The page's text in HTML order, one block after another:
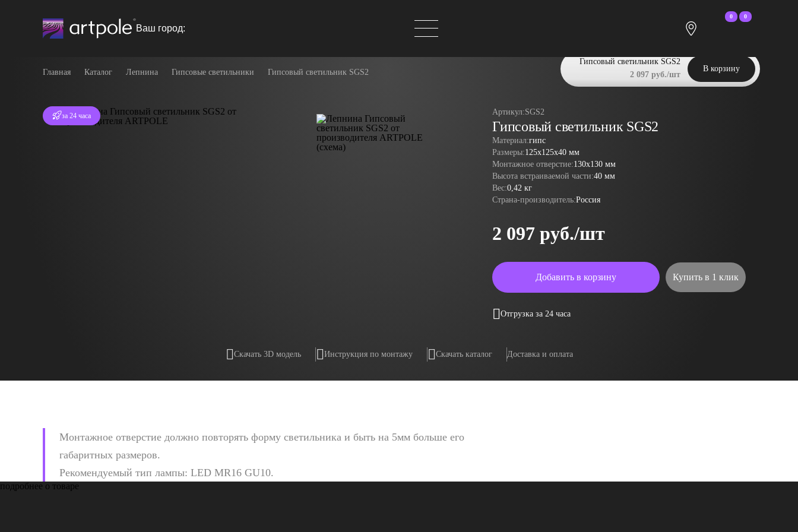
Ваш город:
0 0
Главная Каталог Лепнина Гипсовые светильники Гипсовый светильник SGS2
за 24 часа Артикул:SGS2
Гипсовый светильник SGS2
Материал:гипс
Размеры:125x125x40 мм
Монтажное отверстие:130x130 мм
Высота встраиваемой части:40 мм
Вес:0,42 кг
Страна-производитель:Россия
2 097 руб./шт
Добавить в корзину Купить в 1 клик
Отгрузка за 24 часа
Гипсовый светильник SGS2
2 097 руб./шт
В корзину
Скачать 3D модель Инструкция по монтажу Скачать каталог Доставка и оплата
Монтажное отверстие должно повторять форму светильника и быть на 5мм больше его
габаритных размеров.
Рекомендуемый тип лампы: LED MR16 GU10.
подробнее о товаре